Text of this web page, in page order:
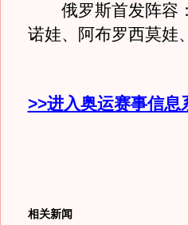
俄罗斯首发阵容：
诺娃、阿布罗西莫娃
>>进入奥运赛事信息
相关新闻